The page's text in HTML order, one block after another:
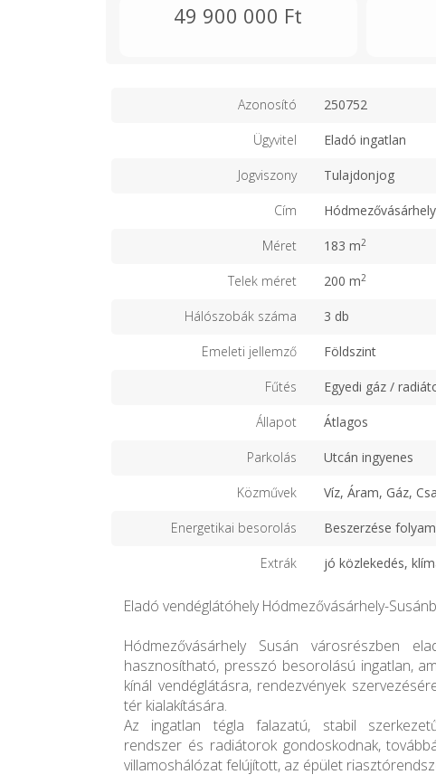
49 900 000 Ft
Azonosító 250752
Ügyvitel Eladó ingatlan
Jogviszony Tulajdonjog
Cím
Méret 183 m2
Telek méret 200 m2
Hálószobák száma 3 db
Emeleti jellemző Földszint
Fűtés Egyedi gáz /
Állapot Átlagos
Parkolás Utcán ingyenes
Közművek Víz, Áram, Gáz,
Energetikai besorolás Beszerzése
Extrák jó közlekedés,
Eladó vendéglátóhely Hódmezővásárhely-
Hódmezővásárhely Susán városrészben
hasznosítható, presszó besorolású ingatlan,
kínál vendéglátásra, rendezvények
tér kialakítására.
Az ingatlan tégla falazatú, stabil
rendszer és radiátorok gondoskodnak,
villamoshálózat felújított, az épület